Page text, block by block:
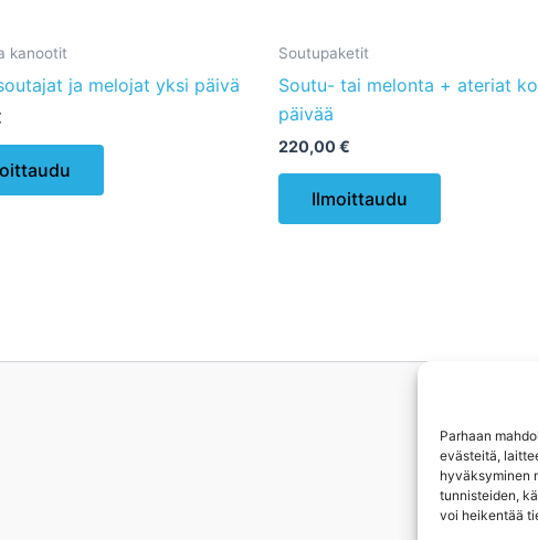
Parhaan
evästeitä,
hyväksyminen
tunnisteiden,
voi heikentää
kanootit
ja melojat yksi päivä
Tällä
Soutupaketit
Soutu- tai melonta + ateriat
päivää
220,00€
Ilmoittaudu